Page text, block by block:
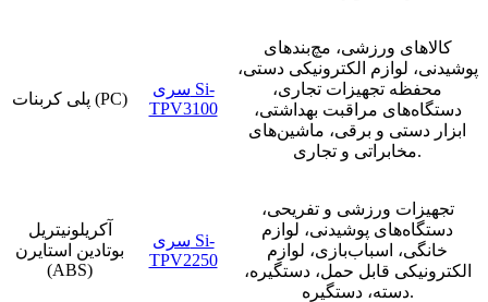
پلی کربنات (PC)
سری Si-
TPV3100
کالاهای ورزشی، مچ‌بندهای
پوشیدنی، لوازم الکترونیکی دستی،
محفظه تجهیزات تجاری،
دستگاه‌های مراقبت بهداشتی،
ابزار دستی و برقی، ماشین‌های
مخابراتی و تجاری.
آکریلونیتریل
بوتادین استایرن
(ABS)
سری Si-
TPV2250
تجهیزات ورزشی و تفریحی،
دستگاه‌های پوشیدنی، لوازم
خانگی، اسباب‌بازی، لوازم
الکترونیکی قابل حمل، دستگیره،
دسته، دستگیره.